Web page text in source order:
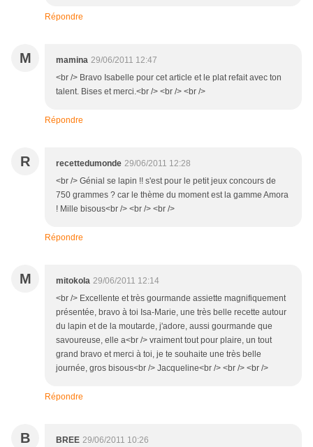
Répondre
M mamina 29/06/2011 12:47
<br /> Bravo Isabelle pour cet article et le plat refait avec ton
talent. Bises et merci.<br /> <br /> <br />
Répondre
R recettedumonde 29/06/2011 12:28
<br /> Génial se lapin !! s'est pour le petit jeux concours de
750 grammes ? car le thème du moment est la gamme Amora
! Mille bisous<br /> <br /> <br />
Répondre
M mitokola 29/06/2011 12:14
<br /> Excellente et très gourmande assiette magnifiquement
présentée, bravo à toi Isa-Marie, une très belle recette autour
du lapin et de la moutarde, j'adore, aussi gourmande que
savoureuse, elle a<br /> vraiment tout pour plaire, un tout
grand bravo et merci à toi, je te souhaite une très belle
journée, gros bisous<br /> Jacqueline<br /> <br /> <br />
Répondre
B BREE 29/06/2011 10:26